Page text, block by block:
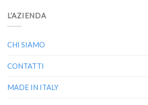
L’AZIENDA
CHI SIAMO
CONTATTI
MADE IN ITALY